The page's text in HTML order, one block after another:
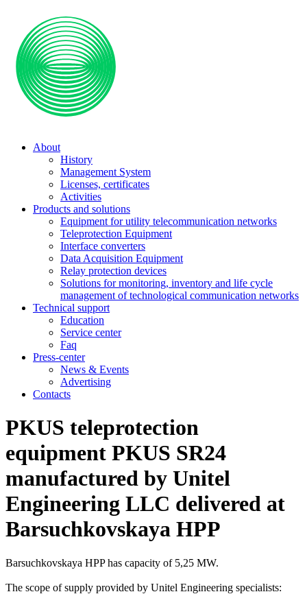
About
History
Management System
Licenses, certificates
Activities
Products and solutions
Equipment for utility telecommunication networks
Teleprotection Equipment
Interface converters
Data Acquisition Equipment
Relay protection devices
Solutions for monitoring, inventory and life cycle
management of technological communication networks
Technical support
Education
Service center
Faq
Press-center
News & Events
Advertising
Contacts
PKUS teleprotection
equipment PKUS SR24
manufactured by Unitel
Engineering LLC delivered at
Barsuchkovskaya HPP
Barsuchkovskaya HPP has capacity of 5,25 MW.
The scope of supply provided by Unitel Engineering specialists: